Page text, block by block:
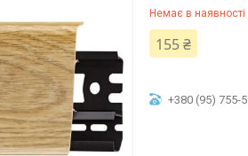
Немає в наявності
155 ₴
+380 (95) 755-